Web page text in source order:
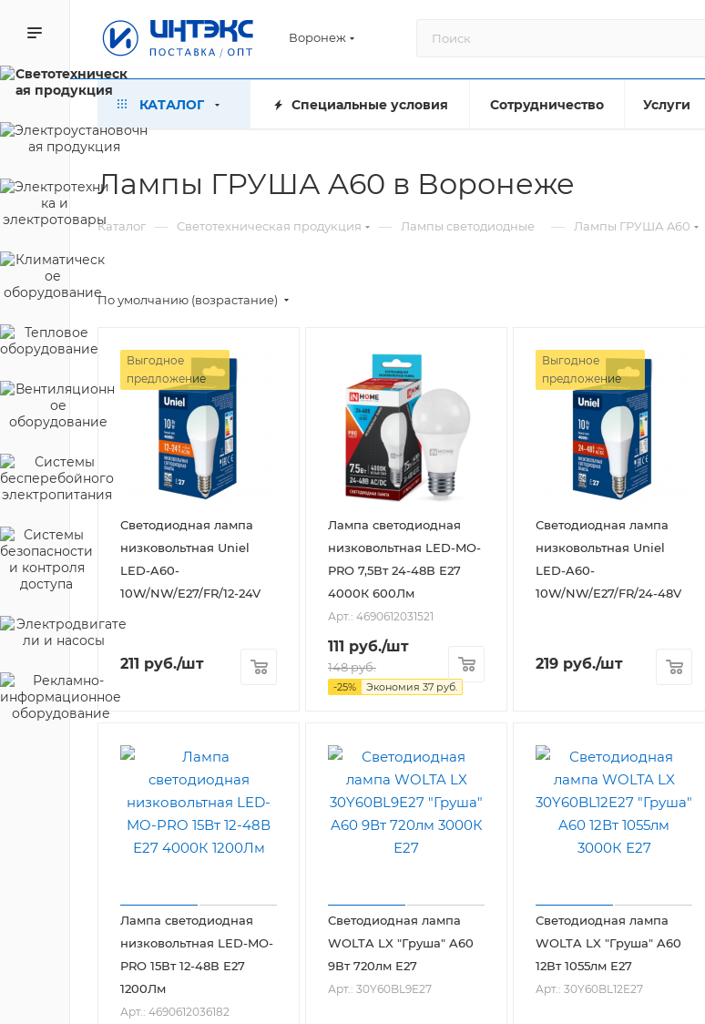
Воронеж
КАТАЛОГ Специальные условия Сотрудничество Услуги
Лампы ГРУША A60 в Воронеже
Каталог — Светотехническая продукция — Лампы светодиодные — Лампы ГРУША A60
По умолчанию (возрастание)
Выгодное
предложение
Светодиодная лампа
низковольтная Uniel
LED-A60-
10W/NW/E27/FR/12-24V
211 руб./шт
Лампа светодиодная
низковольтная LED-MO-
PRO 7,5Вт 24-48В Е27
4000К 600Лм
Арт.: 4690612031521
111 руб./шт
148руб.
-25% Экономия 37 руб.
Выгодное
предложение
Светодиодная лампа
низковольтная Uniel
LED-A60-
10W/NW/E27/FR/24-48V
219 руб./шт
Лампа светодиодная
низковольтная LED-MO-
PRO 15Вт 12-48В Е27
1200Лм
Арт.: 4690612036182
Светодиодная лампа
WOLTA LX "Груша" A60
9Вт 720лм Е27
Арт.: 30Y60BL9E27
Светодиодная лампа
WOLTA LX "Груша" A60
12Вт 1055лм Е27
Арт.: 30Y60BL12E27